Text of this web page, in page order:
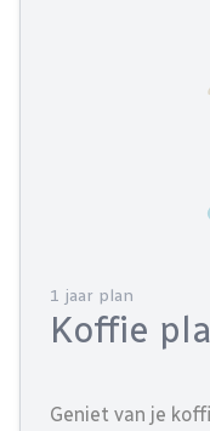
1 jaar plan
Koffie
Geniet van je